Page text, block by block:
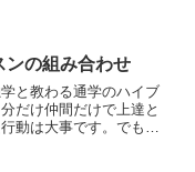
め初めて...
ンの組み合わせ
と教わる通学のハイブ
だけ仲間だけで上達と
動は大事です。でも、